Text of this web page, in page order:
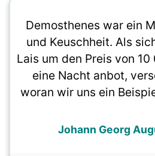
Demosthenes war ein
und Keuschheit. Als
Lais um den Preis von
eine Nacht anbot,
woran wir uns ein
Johann Georg